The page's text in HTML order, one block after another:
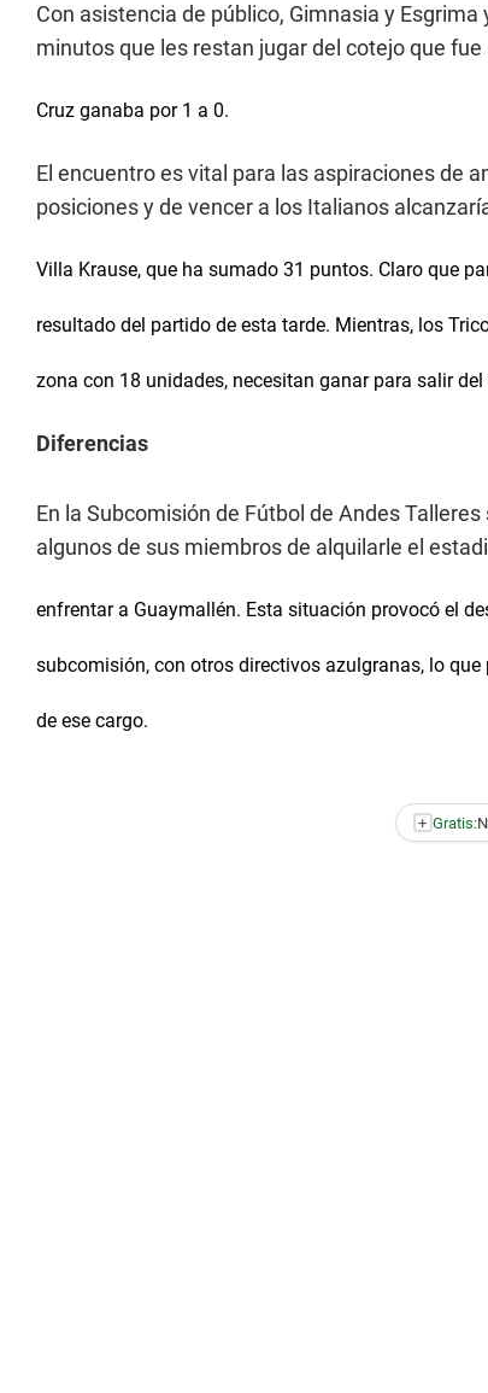
Con asistencia de público, Gimnasia y
minutos que les restan jugar del cotejo que
Cruz ganaba por 1 a 0.
El encuentro es vital para las aspiraciones de
posiciones y de vencer a los Italianos
Villa Krause, que ha sumado 31 puntos. Claro que
resultado del partido de esta tarde. Mientras, los
zona con 18 unidades, necesitan ganar para salir
Diferencias
En la Subcomisión de Fútbol de Andes
algunos de sus miembros de alquilarle el
enfrentar a Guaymallén. Esta situación provocó el
subcomisión, con otros directivos azulgranas, lo
de ese cargo.
+ Gratis: